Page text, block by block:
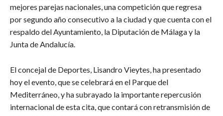
mejores parejas nacionales, una competición que regresa
por segundo año consecutivo a la ciudad y que cuenta con el
respaldo del Ayuntamiento, la Diputación de Málaga y la
Junta de Andalucía.
El concejal de Deportes, Lisandro Vieytes, ha presentado
hoy el evento, que se celebrará en el Parque del
Mediterráneo, y ha subrayado la importante repercusión
internacional de esta cita, que contará con retransmisión de